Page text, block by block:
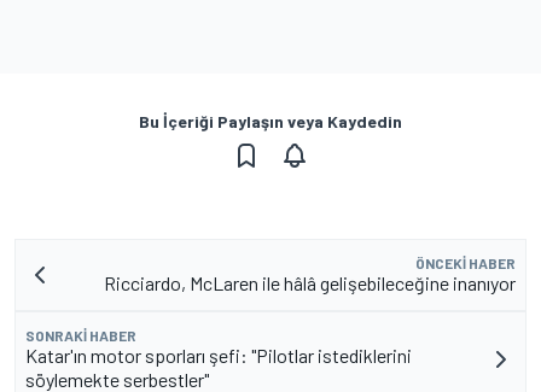
Bu İçeriği Paylaşın veya Kaydedin
ÖNCEKI HABER
Ricciardo, McLaren ile hâlâ gelişebileceğine inanıyor
SONRAKI HABER
Katar'ın motor sporları şefi: "Pilotlar istediklerini
söylemekte serbestler"